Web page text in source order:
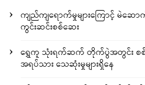
ကျည်ကျရောက်မှုများကြောင့် မဲဆ
ကွင်းဆင်းစစ်ဆေး
ရွှေကူ သုံးရက်ဆက် တိုက်ပွဲအတွင်း စစ်
အရပ်သား သေဆုံးမှုများရှိနေ